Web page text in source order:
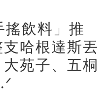
搖飲料」推
哈根達斯丟
苑子、五桐